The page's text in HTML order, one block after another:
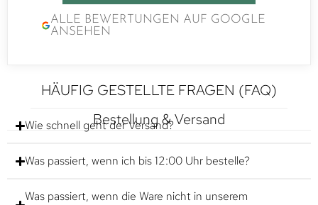
ALLE BEWERTUNGEN AUF GOOGLE
ANSEHEN
HÄUFIG GESTELLTE FRAGEN (FAQ)
Bestellung & Versand
Wie schnell geht der Versand?
Was passiert, wenn ich bis 12:00 Uhr bestelle?
Was passiert, wenn die Ware nicht in unserem